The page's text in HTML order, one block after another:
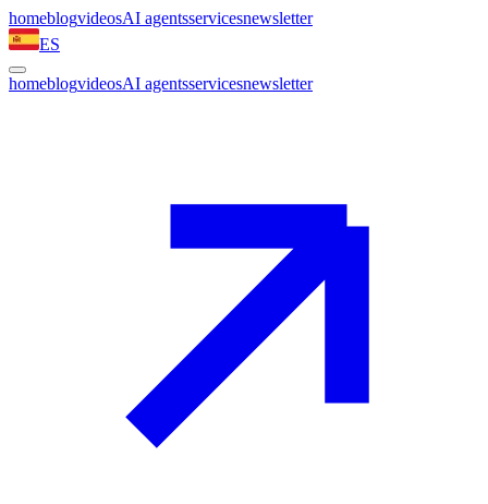
homeblogvideosAI agentsservicesnewsletter
ES
homeblogvideosAI agentsservicesnewsletter